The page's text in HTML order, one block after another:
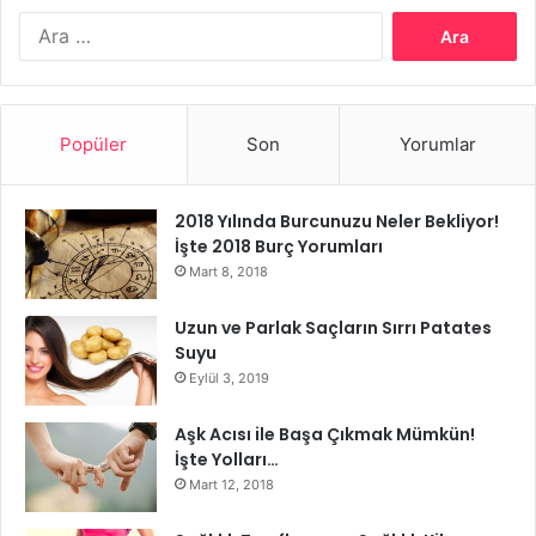
Kadınlarda Depresyon Belirtileri
Erkeklerle karşılaştırıldığında, kadınlar daha erken yaşlarda
depresyon geliştirme eğilimindedir ve daha uzun süren ve
daha sık tekrarlayan eğilimde depresif dönemler geçirir.
Kadınlar, atipik depresyon belirtileri (örneğin, çok fazla
yemek ya da uyumak, karbonhidrat bağımlılığı, kilo alımı,
kollarda ve bacaklarda ağır bir his, akşamları kötüleşme ve
Popüler Son Yorumlar
2018 Yılında Burcunuzu Neler Bekliyor!
İşte 2018 Burç Yorumları
Mart 8, 2018
Uzun ve Parlak Saçların Sırrı Patates
Suyu
Eylül 3, 2019
Aşk Acısı ile Başa Çıkmak Mümkün!
İşte Yolları…
Mart 12, 2018